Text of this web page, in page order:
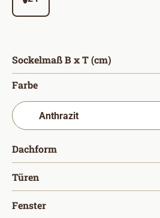
Sockelmaß B x T (cm)
Farbeauswählen
Dachform
Türen
Fensterauswählen